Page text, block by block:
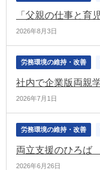
2026年8月3日
労務環境の維持・改善
2026年7月1日
労務環境の維持・改善
2026年6月26日